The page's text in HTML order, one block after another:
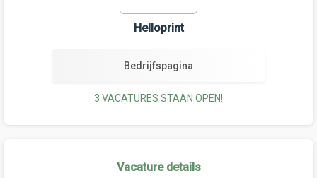
Helloprint
Bedrijfspagina
3 VACATURES STAAN OPEN!
Vacature details